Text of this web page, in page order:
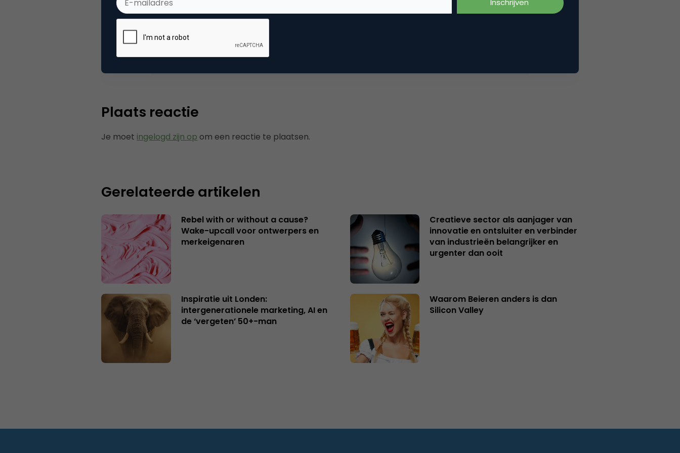
Categorie Commerce
Plaats reactie
Je moet ingelogd zijn op om een reactie te plaatsen.
Gerelateerde artikelen
Rebel with or without a cause?
Wake-upcall voor ontwerpers en
merkeigenaren
Creatieve sector als aanjager van
innovatie en ontsluiter en verbinder
van industrieën belangrijker en
urgenter dan ooit
Inspiratie uit Londen:
intergenerationele marketing, AI en
de ‘vergeten’ 50+-man
Waarom Beieren anders is dan
Silicon Valley